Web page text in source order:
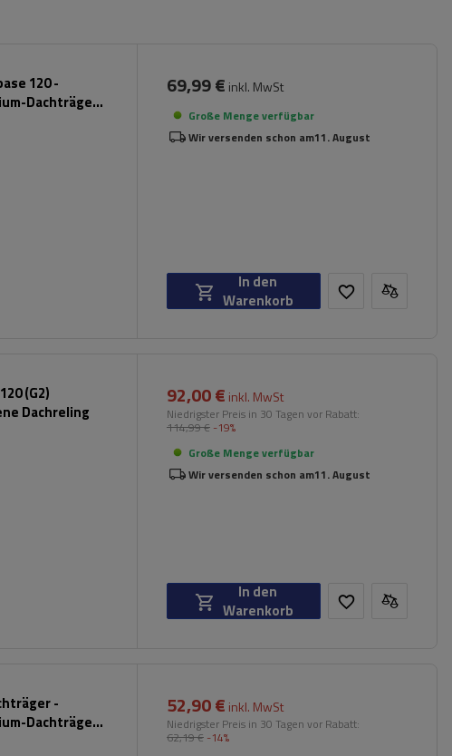
120 -
Dachträger
69,99 € inkl. MwSt
Große Menge verfügbar
Wir versenden schon am11. August
In den
Warenkorb
(G2)
Dachreling
92,00 € inkl. MwSt
Niedrigster Preis in 30 Tagen vor Rabatt:
114,99 € -19%
Große Menge verfügbar
Wir versenden schon am11. August
In den
Warenkorb
-
Dachträger
52,90 € inkl. MwSt
Niedrigster Preis in 30 Tagen vor Rabatt:
62,19 € -14%